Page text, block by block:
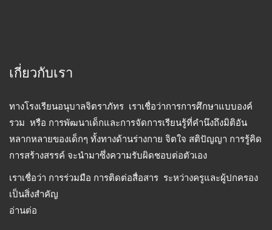
เกี่ยวกับเรา
ทางโรงเรียนอนุบาลจิตราภัทร เราเชื่อว่าการการศึกษาแบบองค์
รวม หรือ การพัฒนาเด็กและการจัดการเรียนรู้ที่คำนึงถึงมิติอัน
หลากหลายของเด็กๆ ทั้งทางด้านร่างกาย จิตใจ สติปัญญา การรู้คิด
การสร้างสรรค์ จะนำมาซึ่งความรับผิดชอบต่อตัวเอง
เราเชื่อว่า การร่วมมือ การติดต่อสื่อสาร ระหว่างครูและผู้ปกครอง
เป็นสิ่งสำคัญ
อ่านต่อ